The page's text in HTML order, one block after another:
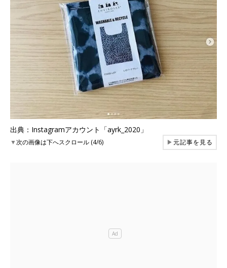
出典：Instagramアカウント「ayrk_2020」
▼次の画像は下へスクロール (4/6) ▶元記事を見る